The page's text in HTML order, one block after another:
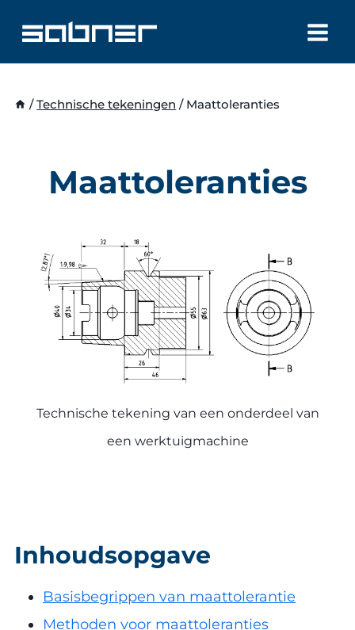
naar
inhoud
/ Technische tekeningen / Maattoleranties
Maattoleranties
Technische tekening van een onderdeel van
een werktuigmachine
Inhoudsopgave
Basisbegrippen van maattolerantie
Methoden voor maattoleranties